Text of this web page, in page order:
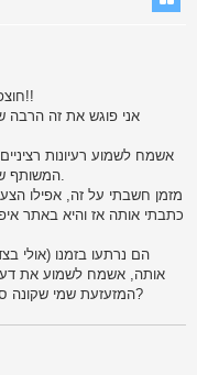
חוצפה ודמגוגייה, הבעיה התדמיתית הזו משגעת אותי!!
אני פוגש את זה הרבה
אשמח לשמוע רעיונות
המשותף שלנו, אני אגב מוכן להירתם לפעולה רצינית בעניין.
מזמן חשבתי על זה, אפילו
כתבתי אותה אז והיא באתר
הם נרתעו בזמנו (אולי
אותה, אשמח לשמוע את
המזעזעת שמי שקונה סכין הוא רוצח בפוטנציה ומה אתם מציעים לעשות?